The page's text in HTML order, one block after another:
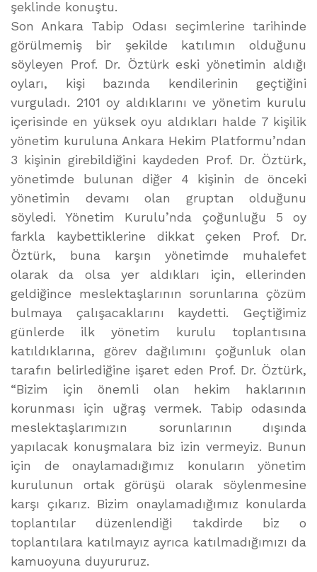
şeklinde konuştu.
Son Ankara Tabip Odası seçimlerine tarihinde
görülmemiş bir şekilde katılımın olduğunu
söyleyen Prof. Dr. Öztürk eski yönetimin aldığı
oyları, kişi bazında kendilerinin geçtiğini
vurguladı. 2101 oy aldıklarını ve yönetim kurulu
içerisinde en yüksek oyu aldıkları halde 7 kişilik
yönetim kuruluna Ankara Hekim Platformu’ndan
3 kişinin girebildiğini kaydeden Prof. Dr. Öztürk,
yönetimde bulunan diğer 4 kişinin de önceki
yönetimin devamı olan gruptan olduğunu
söyledi. Yönetim Kurulu’nda çoğunluğu 5 oy
farkla kaybettiklerine dikkat çeken Prof. Dr.
Öztürk, buna karşın yönetimde muhalefet
olarak da olsa yer aldıkları için, ellerinden
geldiğince meslektaşlarının sorunlarına çözüm
bulmaya çalışacaklarını kaydetti. Geçtiğimiz
günlerde ilk yönetim kurulu toplantısına
katıldıklarına, görev dağılımını çoğunluk olan
tarafın belirlediğine işaret eden Prof. Dr. Öztürk,
“Bizim için önemli olan hekim haklarının
korunması için uğraş vermek. Tabip odasında
meslektaşlarımızın sorunlarının dışında
yapılacak konuşmalara biz izin vermeyiz. Bunun
için de onaylamadığımız konuların yönetim
kurulunun ortak görüşü olarak söylenmesine
karşı çıkarız. Bizim onaylamadığımız konularda
toplantılar düzenlendiği takdirde biz o
toplantılara katılmayız ayrıca katılmadığımızı da
kamuoyuna duyururuz.